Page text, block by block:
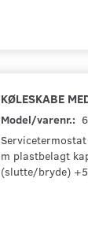
KØLESKABE
Model/varenr.:
m plastbelagt
(slutte/bryde)